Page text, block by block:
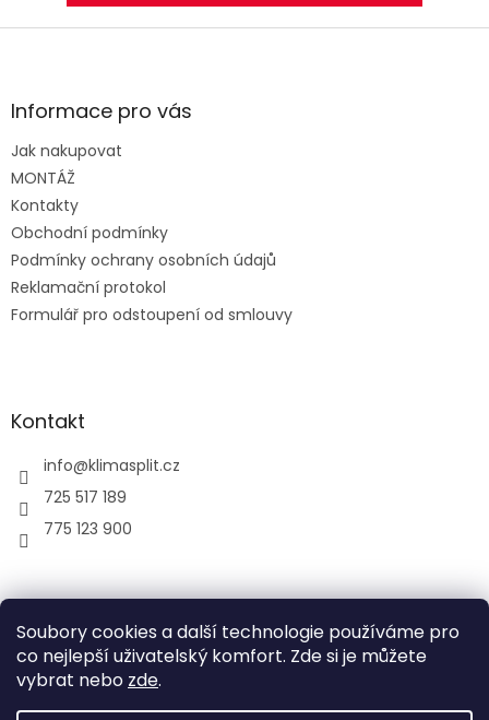
Soubory cookies a další technologie používáme pro
co nejlepší uživatelský komfort. Zde si je můžete
vybrat nebo zde.
Z
aInformace pro vás
Jak nakupovat
MONTÁŽ
Kontakty
Obchodní podmínky
Podmínky ochrany osobních údajů
Reklamační protokol
Formulář pro odstoupení od smlouvy
Kontakt
info@klimasplit.cz
725 517 189
775 123 900
air-cool